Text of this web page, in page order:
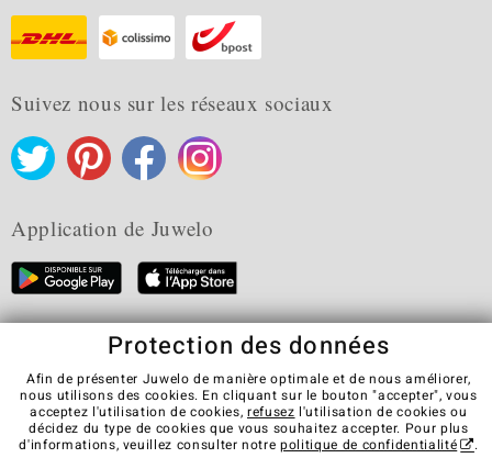
Suivez nous sur les réseaux sociaux
Application de Juwelo
CGV Protection des données
Cookies
Visit our stores in other countries:
Protection des données
Afin de présenter Juwelo de manière optimale et de nous améliorer,
nous utilisons des cookies. En cliquant sur le bouton "accepter", vous
acceptez l'utilisation de cookies, refusez l'utilisation de cookies ou
décidez du type de cookies que vous souhaitez accepter. Pour plus
d'informations, veuillez consulter notrepolitique de confidentialité .